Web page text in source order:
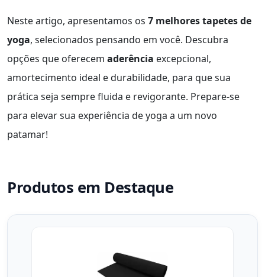
Neste artigo, apresentamos os 7 melhores tapetes de
yoga, selecionados pensando em você. Descubra
opções que oferecem aderência excepcional,
amortecimento ideal e durabilidade, para que sua
prática seja sempre fluida e revigorante. Prepare-se
para elevar sua experiência de yoga a um novo
patamar!
Produtos em Destaque